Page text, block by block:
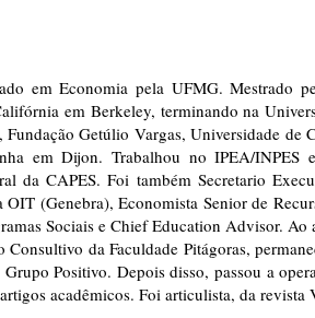
em Economia pela UFMG. Mestrado
em Berkeley, terminando na
Getúlio Vargas, Universidade
em Dijon. Trabalhou no IPEA/INPES
da CAPES. Foi também Secretario
(Genebra), Economista Senior de
Sociais e Chief Education Advisor.
da Faculdade Pitágoras,
Grupo Positivo. Depois disso, passou a
acadêmicos. Foi articulista, da revista